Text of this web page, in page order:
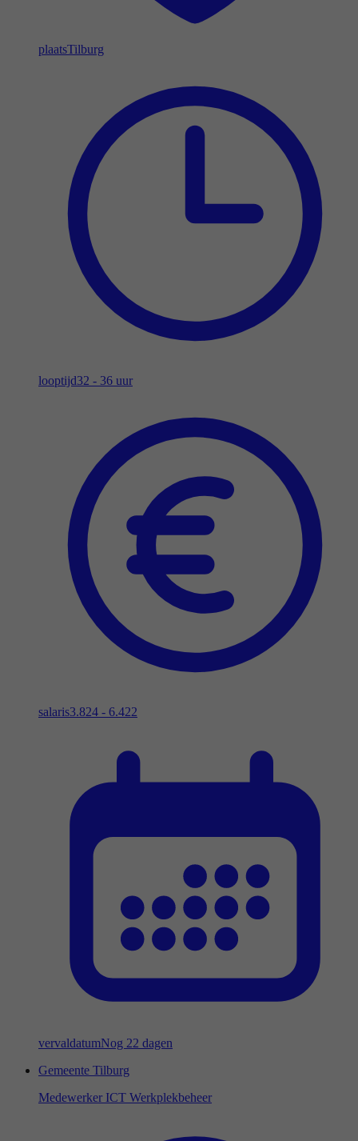
plaatsTilburg
looptijd32 - 36 uur
salaris3.824 - 6.422
vervaldatumNog 22 dagen
Gemeente Tilburg
Medewerker ICT Werkplekbeheer